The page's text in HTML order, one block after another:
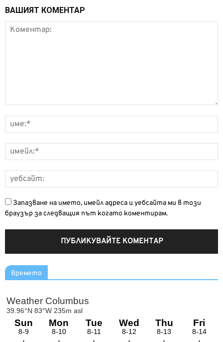
ВАШИЯТ КОМЕНТАР
Запазване на името, имейл адреса и уебсайта ми в този
браузър за следващия път когато коментирам.
Времето